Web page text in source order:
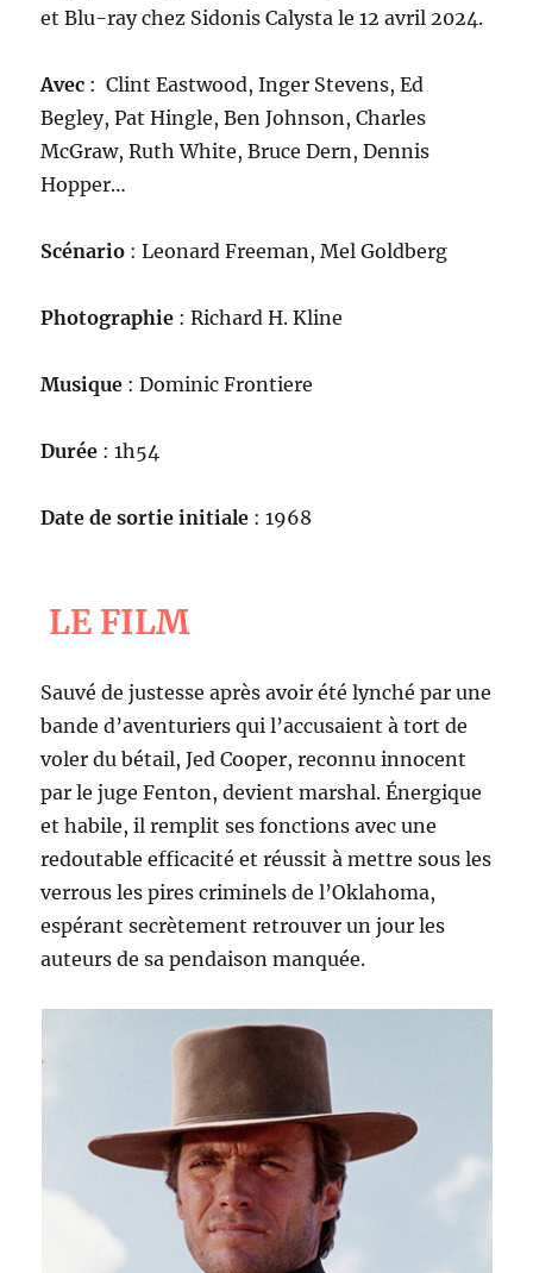
et Blu-ray chez Sidonis Calysta le 12 avril 2024.
Avec : Clint Eastwood, Inger Stevens, Ed
Begley, Pat Hingle, Ben Johnson, Charles
McGraw, Ruth White, Bruce Dern, Dennis
Hopper…
Scénario : Leonard Freeman, Mel Goldberg
Photographie : Richard H. Kline
Musique : Dominic Frontiere
Durée : 1h54
Date de sortie initiale : 1968
LE FILM
Sauvé de justesse après avoir été lynché par une
bande d’aventuriers qui l’accusaient à tort de
voler du bétail, Jed Cooper, reconnu innocent
par le juge Fenton, devient marshal. Énergique
et habile, il remplit ses fonctions avec une
redoutable efficacité et réussit à mettre sous les
verrous les pires criminels de l’Oklahoma,
espérant secrètement retrouver un jour les
auteurs de sa pendaison manquée.